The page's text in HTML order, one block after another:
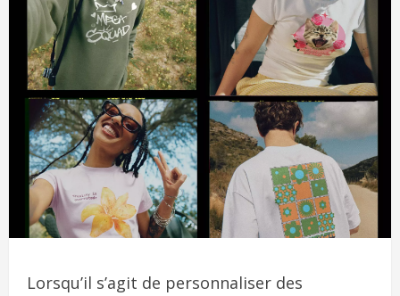
Lorsqu’il s’agit de personnaliser des